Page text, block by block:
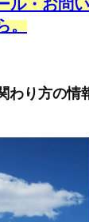
。
わり方の情